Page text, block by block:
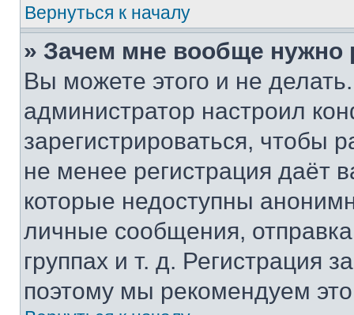
Вернуться к началу
» Зачем мне вообще нужно
Вы можете этого и не
администратор настроил
зарегистрироваться, чтобы
не менее регистрация даёт
которые недоступны
личные сообщения,
группах и т. д. Регистрация
поэтому мы рекомендуем